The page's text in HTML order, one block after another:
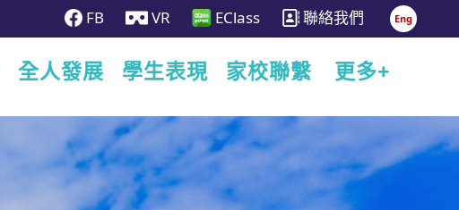
FB VR EClass 聯絡我們 Eng
全人發展 學生表現 家校聯繫 更多+